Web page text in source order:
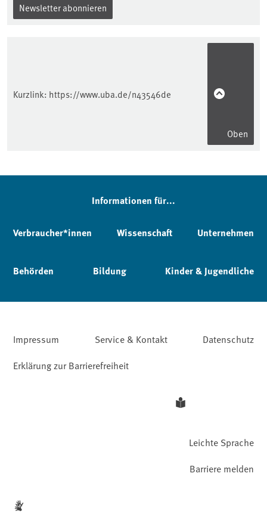
Newsletter abonnieren
Kurzlink: https://www.uba.de/n43546de
Oben
Informationen für...
Verbraucher*innen Wissenschaft Unternehmen
Behörden Bildung Kinder & Jugendliche
Impressum Service & Kontakt
Datenschutz
Erklärung zur Barrierefreiheit
Leichte Sprache
Barriere melden